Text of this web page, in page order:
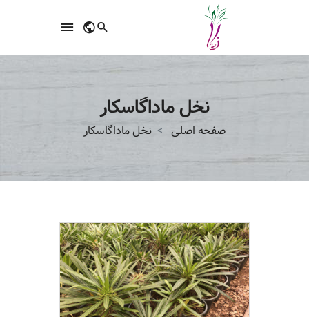
نخل ماداگاسکار
صفحه اصلی نخل ماداگاسکار